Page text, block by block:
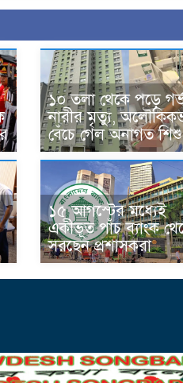
১০ তলা থেকে পড়ে
নারীর মৃত্যু,
বেঁচে গেল অনাগত
১৫ আগস্টের মধ্যেই
একীভূত পাঁচ ব্যাংক
সরছেন প্রশাসকরা